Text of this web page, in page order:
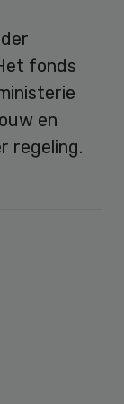
fonds
en
regeling.